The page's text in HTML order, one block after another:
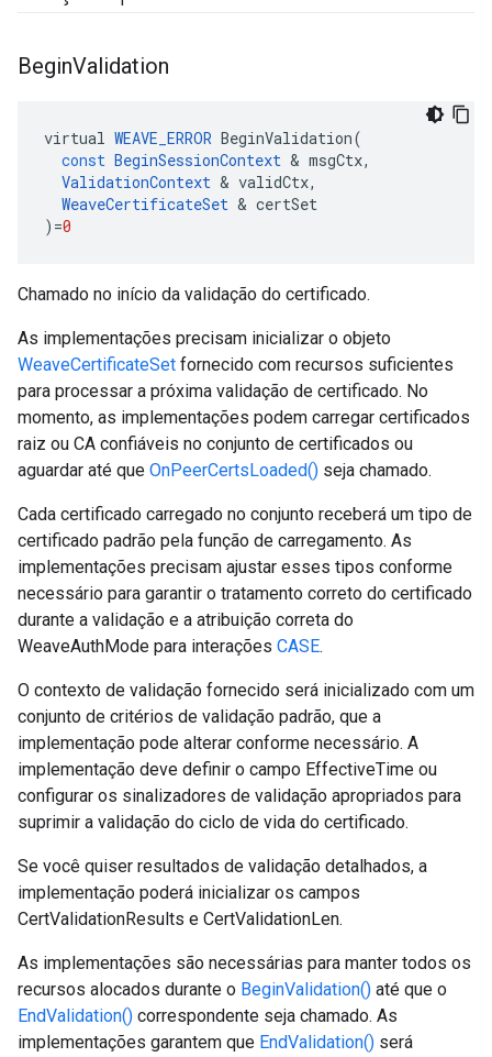
BeginValidation
virtual WEAVE_ERROR BeginValidation(
const BeginSessionContext & msgCtx,
ValidationContext & validCtx,
WeaveCertificateSet & certSet
) =0
Chamado no início da validação do certificado.
As implementações precisam inicializar o objeto
WeaveCertificateSet fornecido com recursos suficientes
para processar a próxima validação de certificado. No
momento, as implementações podem carregar certificados
raiz ou CA confiáveis no conjunto de certificados ou
aguardar até que OnPeerCertsLoaded() seja chamado.
Cada certificado carregado no conjunto receberá um tipo de
certificado padrão pela função de carregamento. As
implementações precisam ajustar esses tipos conforme
necessário para garantir o tratamento correto do certificado
durante a validação e a atribuição correta do
WeaveAuthMode para interações CASE.
O contexto de validação fornecido será inicializado com um
conjunto de critérios de validação padrão, que a
implementação pode alterar conforme necessário. A
implementação deve definir o campo EffectiveTime ou
configurar os sinalizadores de validação apropriados para
suprimir a validação do ciclo de vida do certificado.
Se você quiser resultados de validação detalhados, a
implementação poderá inicializar os campos
CertValidationResults e CertValidationLen.
As implementações são necessárias para manter todos os
recursos alocados durante o BeginValidation() até que o
EndValidation() correspondente seja chamado. As
implementações garantem que EndValidation() será